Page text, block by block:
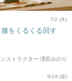
7/2 (木)
膝をくるくる回す
ストラクター 澤田みのり
6/19 (金)